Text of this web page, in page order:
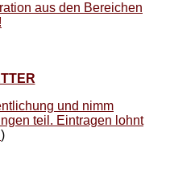
aus den Bereichen
und nimm
teil. Eintragen lohnt
)